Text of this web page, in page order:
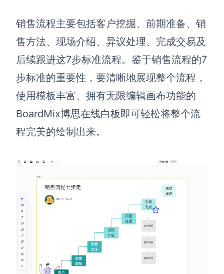
在线白板
涂鸦画板
敏捷实践
ER图
UML图
数据流图
情绪板
查看所有场景
AI创作
销售流程主要包括客户挖掘、前期准备、销
售方法、现场介绍、异议处理、完成交易及
后续跟进这7步标准流程。鉴于销售流程的7
步标准的重要性，要清晰地展现整个流程，
使用模板丰富、拥有无限编辑画布功能的
BoardMix博思在线白板即可轻松将整个流
程完美的绘制出来。